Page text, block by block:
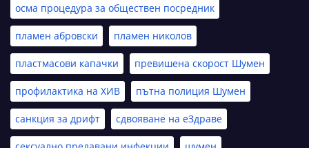
осма процедура за обществен посредник
пламен абровски пламен николов
пластмасови капачки превишена скорост Шумен
профилактика на ХИВ пътна полиция Шумен
санкция за дрифт сдвояване на еЗдраве